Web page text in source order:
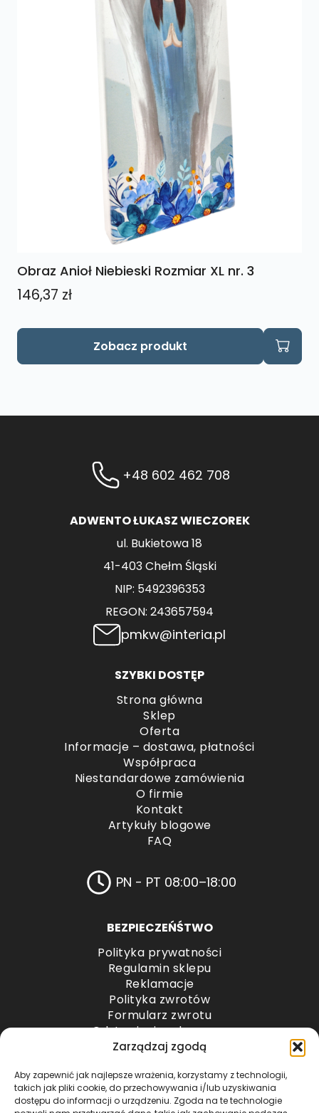
Zarządzaj zgodą
Aby zapewnić jak najlepsze wrażenia, korzystamy z technologii,
takich jak pliki cookie, do przechowywania i/lub uzyskiwania
dostępu do informacji o urządzeniu. Zgoda na te technologie
Obraz Anioł Niebieski Rozmiar XL nr. 3
146,37 zł
Zobacz produkt
+48 602 462 708
ADWENTO ŁUKASZ WIECZOREK
ul. Bukietowa 18
41-403 Chełm Śląski
NIP: 5492396353
REGON: 243657594
pmkw@interia.pl
SZYBKI DOSTĘP
Strona główna
Sklep
Oferta
Informacje – dostawa, płatności
Współpraca
Niestandardowe zamówienia
O firmie
Kontakt
Artykuły blogowe
FAQ
PN - PT 08:00–18:00
BEZPIECZEŃŚTWO
Polityka prywatności
Regulamin sklepu
Reklamacje
Polityka zwrotów
Formularz zwrotu
Odstąpienie od umowy
Odstąpienie od umowy – przesyłki paletowe
METODY PŁATNOŚCI